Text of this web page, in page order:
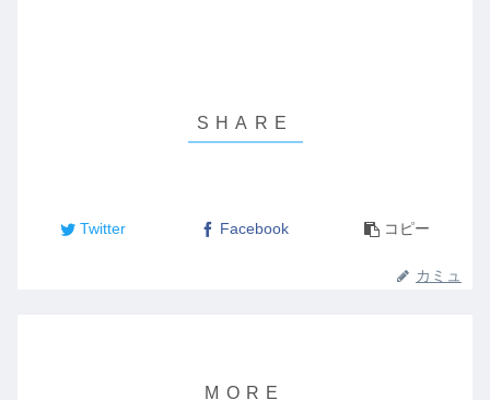
Twitter Facebook コピー
カミュ